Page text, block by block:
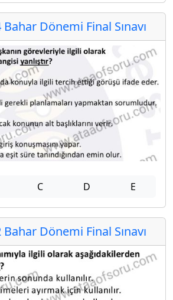
Dönemi Final Sınavı
C D E
Dönemi Final Sınavı